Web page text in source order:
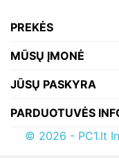
PREKĖS
MŪSŲ ĮMONĖ
JŪSŲ PASKYRA
PARDUOTUVĖS
© 2026 - PC1.lt